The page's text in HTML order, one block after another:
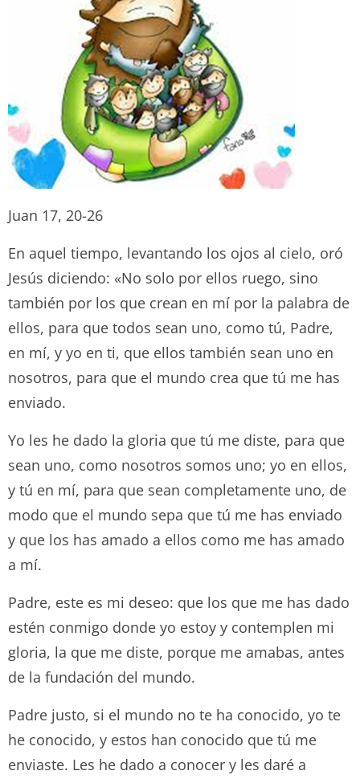
Juan 17, 20-26
En aquel tiempo, levantando los ojos al cielo, oró
Jesús diciendo: «No solo por ellos ruego, sino
también por los que crean en mí por la palabra de
ellos, para que todos sean uno, como tú, Padre,
en mí, y yo en ti, que ellos también sean uno en
nosotros, para que el mundo crea que tú me has
enviado.
Yo les he dado la gloria que tú me diste, para que
sean uno, como nosotros somos uno; yo en ellos,
y tú en mí, para que sean completamente uno, de
modo que el mundo sepa que tú me has enviado
y que los has amado a ellos como me has amado
a mí.
Padre, este es mi deseo: que los que me has dado
estén conmigo donde yo estoy y contemplen mi
gloria, la que me diste, porque me amabas, antes
de la fundación del mundo.
Padre justo, si el mundo no te ha conocido, yo te
he conocido, y estos han conocido que tú me
enviaste. Les he dado a conocer y les daré a